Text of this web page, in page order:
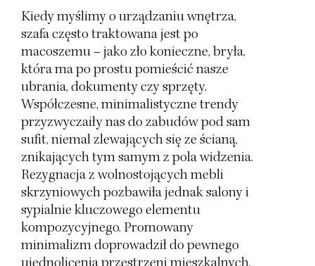
Kiedy myślimy o urządzaniu wnętrza,
szafa często traktowana jest po
macoszemu – jako zło konieczne, bryła,
która ma po prostu pomieścić nasze
ubrania, dokumenty czy sprzęty.
Współczesne, minimalistyczne trendy
przyzwyczaiły nas do zabudów pod sam
sufit, niemal zlewających się ze ścianą,
znikających tym samym z pola widzenia.
Rezygnacja z wolnostojących mebli
skrzyniowych pozbawiła jednak salony i
sypialnie kluczowego elementu
kompozycyjnego. Promowany
minimalizm doprowadził do pewnego